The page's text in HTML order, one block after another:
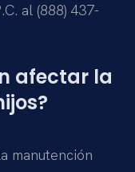
al (888) 437-
afectar la
manutención